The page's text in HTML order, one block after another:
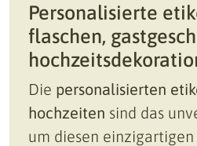
Personalisierte
flaschen,
Die personalisierten
hochzeiten sind das
um diesen